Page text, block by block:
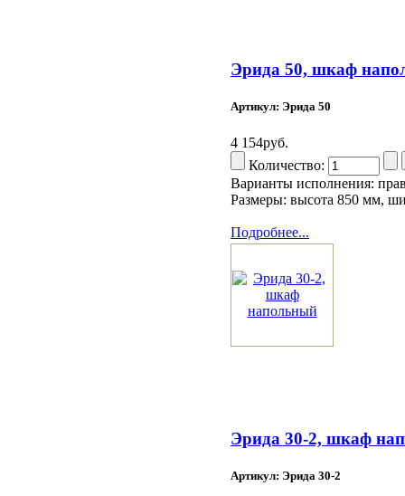
Эрида 50, шкаф
Артикул: Эрида 50
4 154руб.
Количество:
Варианты исполнения:
Размеры: высота 850 мм,
Подробнее...
Эрида 30-2, шкаф
Артикул: Эрида 30-2